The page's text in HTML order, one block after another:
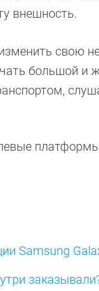
внешность.
свою
большой и
Samsung